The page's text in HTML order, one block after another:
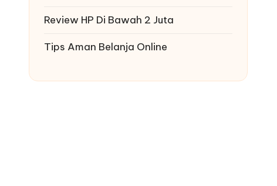
Review HP Di Bawah 2 Juta
Tips Aman Belanja Online